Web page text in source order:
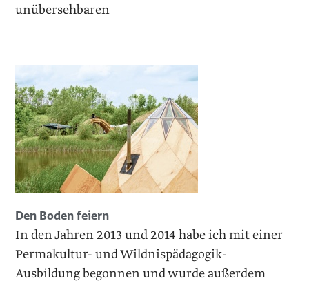
unübersehbaren
Den Boden feiern
In den Jahren 2013 und 2014 habe ich mit einer
Permakultur- und Wildnispädagogik-
Ausbildung begonnen und wurde außerdem